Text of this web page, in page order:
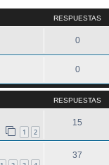
RESPUESTAS
0
0
RESPUESTAS
1 2
15
37